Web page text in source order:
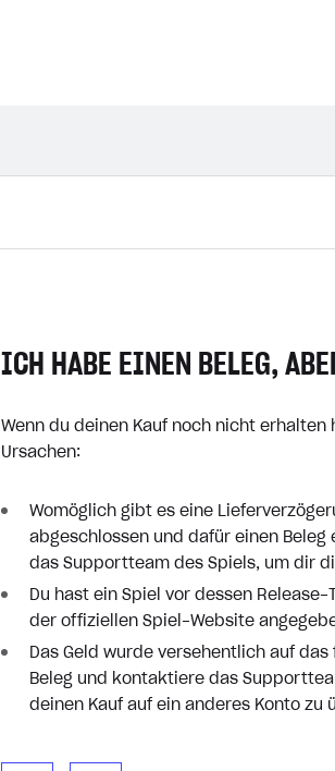
ICH HABE EINEN BELEG,
Wenn du deinen Kauf noch nicht
Ursachen:
Womöglich gibt es eine
abgeschlossen und dafür einen
das Supportteam des Spiels, um dir
Du hast ein Spiel vor dessen
der offiziellen Spiel-Website
Das Geld wurde versehentlich auf
Beleg und kontaktiere das
deinen Kauf auf ein anderes Konto zu